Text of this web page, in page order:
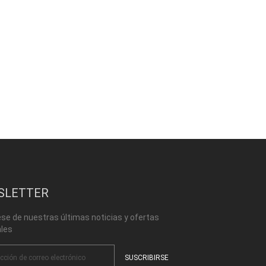
de nuestras últimas noticias y ofertas